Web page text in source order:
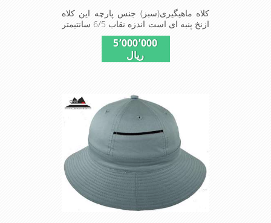
کلاه ماهیگیری(سبز) جنس پارچه این کلاه
ازنخ پنبه ای است اندزه نقاب 6/5 سانتیمتر
و بند و بابندگیر که زیرگردن دروقت لزوم
ازپرت شدن کلاه جلوگیری می کند این
کلاه مخصوص گردشگری کوهنوردی و پیاده
5٬000٬000
ریال